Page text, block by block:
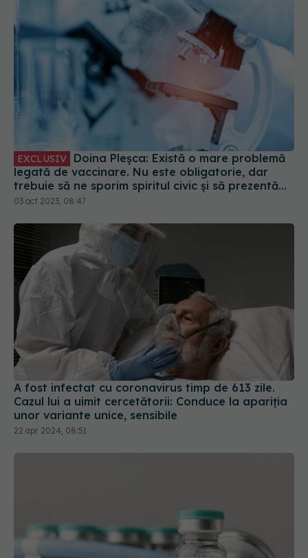
EXCLUSIV
legată de vaccinare. Nu este obligatorie, dar
trebuie să ne sporim spiritul civic și să prezentăm
corect minusurile și plusurile fiecărui vaccin
03 oct 2023, 08:47
A fost infectat cu coronavirus timp de 613 zile.
Cazul lui a uimit cercetătorii: Conduce la apariția
unor variante unice, sensibile
22 apr 2024, 08:51